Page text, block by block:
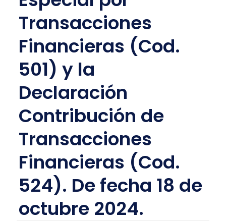
Transacciones
Financieras (Cod.
501) y la
Declaración
Contribución de
Transacciones
Financieras (Cod.
524). De fecha 18 de
octubre 2024.